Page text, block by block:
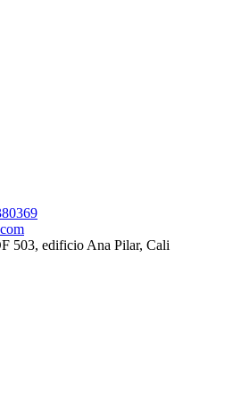
503, edificio Ana Pilar, Cali